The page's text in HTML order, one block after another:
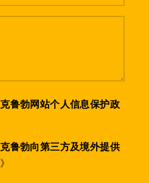
克鲁勃网站个人信息保护政
克鲁勃向第三方及境外提供
》